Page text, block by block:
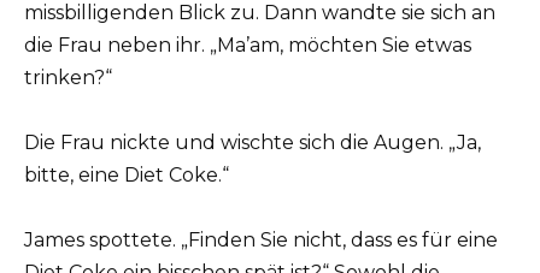
missbilligenden Blick zu. Dann wandte sie sich an
die Frau neben ihr. „Ma’am, möchten Sie etwas
trinken?“
Die Frau nickte und wischte sich die Augen. „Ja,
bitte, eine Diet Coke.“
James spottete. „Finden Sie nicht, dass es für eine